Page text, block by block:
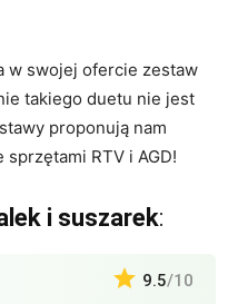
w swojej ofercie zestaw
takiego duetu nie jest
proponują nam
RTV i AGD!
i suszarek:
9.5/10